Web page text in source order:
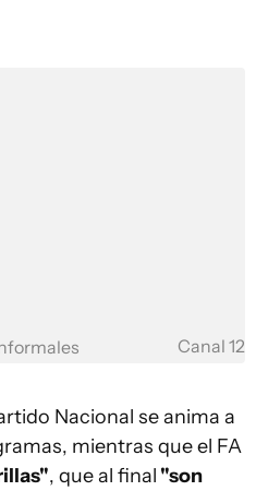
Canal 12
Nacional se anima a
mientras que el FA
, que al final "son